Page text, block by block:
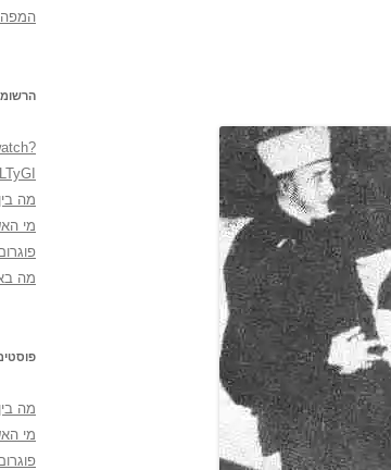
המפה
מה
מי
פוגרום 1929 בצפת "עולמנו חרב
מה
מה
מי
פוגרום 1929 בצפת "עולמנו חרב